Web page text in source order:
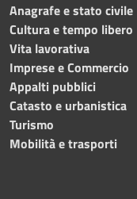
Anagrafe e stato civile
Cultura e tempo libero
Vita lavorativa
Imprese e Commercio
Appalti pubblici
Catasto e urbanistica
Turismo
Mobilità e trasporti